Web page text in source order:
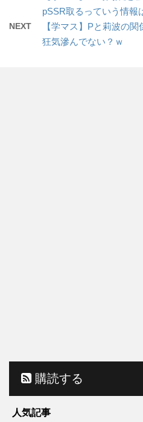
pSSR取るっていう情報
NEXT
【学マス】Pと莉波の
狂気滲んでない？ｗ
購読する
人気記事